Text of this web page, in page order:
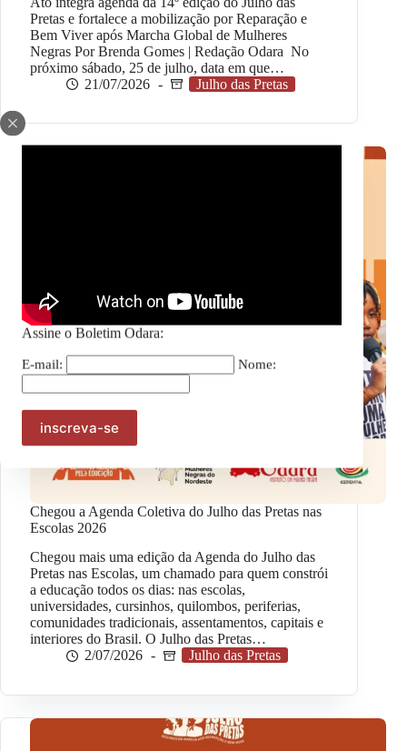
Assine o Boletim Odara:
E-mail: Nome:
Pretas e fortalece a mobilização por Reparação e
Bem Viver após Marcha Global de Mulheres
Negras Por Brenda Gomes | Redação Odara No
próximo sábado, 25 de julho, data em que…
21/07/2026
Julho das Pretas
Chegou a Agenda Coletiva do Julho das Pretas nas
Escolas 2026
Chegou mais uma edição da Agenda do Julho das
Pretas nas Escolas, um chamado para quem constrói
a educação todos os dias: nas escolas,
universidades, cursinhos, quilombos, periferias,
comunidades tradicionais, assentamentos, capitais e
interiores do Brasil. O Julho das Pretas…
2/07/2026
Julho das Pretas